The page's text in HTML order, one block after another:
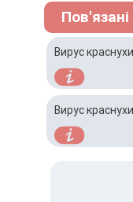
Вирус
Вирус